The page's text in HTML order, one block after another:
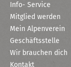
Info- Service
Mitglied werden
Mein Alpenverein
Geschäftsstelle
Wir brauchen dich
Kontakt